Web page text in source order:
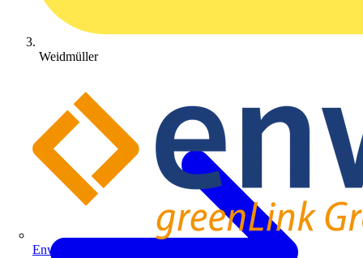
Enwitec
Weidmüller